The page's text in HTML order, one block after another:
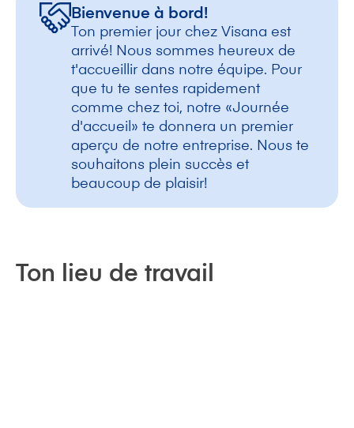
Bienvenue à bord!
Ton premier jour chez Visana est
arrivé! Nous sommes heureux de
t'accueillir dans notre équipe. Pour
que tu te sentes rapidement
comme chez toi, notre «Journée
d'accueil» te donnera un premier
aperçu de notre entreprise. Nous te
souhaitons plein succès et
beaucoup de plaisir!
Ton lieu de travail